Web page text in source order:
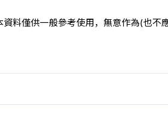
料僅供一般參考使用，無意作為(也不